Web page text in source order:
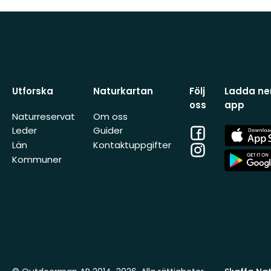
Utforska
Naturreservat
Leder
Län
Kommuner
Naturkartan
Om oss
Guider
Kontaktuppgifter
Följ
oss
Facebook
Instagram
Ladda
app
App
Store
App
Store